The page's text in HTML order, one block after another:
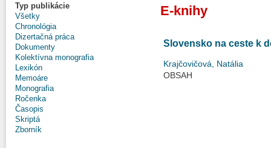
Typ publikácie
Všetky
Chronológia
Dizertačná práca
Dokumenty
Kolektívna monografia
Lexikón
Memoáre
Monografia
Ročenka
Časopis
Skriptá
Zborník
E-knihy
Slovensko na ceste k
Krajčovičová, Natália
OBSAH